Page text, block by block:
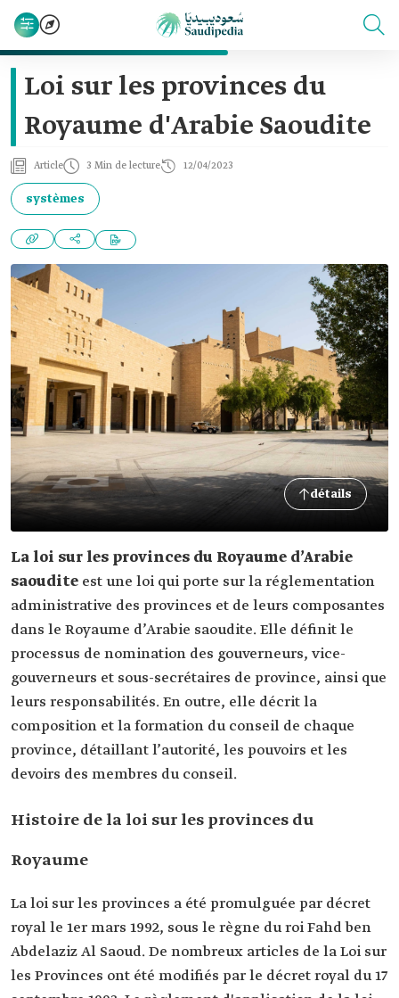
Loi sur les provinces du
Royaume d'Arabie Saoudite
Article 3 Min de lecture 12/04/2023
systèmes
détails
La loi sur les provinces du Royaume d’Arabie
saoudite est une loi qui porte sur la réglementation
administrative des provinces et de leurs composantes
dans le Royaume d’Arabie saoudite. Elle définit le
processus de nomination des gouverneurs, vice-
gouverneurs et sous-secrétaires de province, ainsi que
leurs responsabilités. En outre, elle décrit la
composition et la formation du conseil de chaque
province, détaillant l’autorité, les pouvoirs et les
devoirs des membres du conseil.
Histoire de la loi sur les provinces du
Royaume
La loi sur les provinces a été promulguée par décret
royal le 1er mars 1992, sous le règne du roi Fahd ben
Abdelaziz Al Saoud. De nombreux articles de la Loi sur
les Provinces ont été modifiés par le décret royal du 17